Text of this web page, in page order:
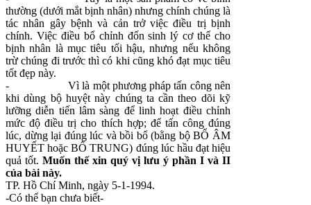
thường (dưới mắt bịnh nhân) nhưng chính chúng là
tác nhân gây bệnh và cản trở việc điều trị bịnh
chính. Việc điều bổ chỉnh đốn sinh lý cơ thể cho
bịnh nhân là mục tiêu tối hậu, nhưng nếu không
trừ chúng đi trước thì có khi cũng khó đạt mục tiêu
tốt đẹp này.
-
Vì là một phương pháp tấn công nên
khi dùng bộ huyệt này chúng ta cần theo dõi kỹ
lưỡng diễn tiến lâm sàng để linh hoạt điều chỉnh
mức độ điều trị cho thích hợp; để tấn công đúng
lúc, dừng lại đúng lúc và bồi bổ (bằng bộ BỔ ÂM
HUYẾT hoặc BỔ TRUNG) đúng lúc hầu đạt hiệu
quả tốt. Muốn thế xin quý vị lưu ý phần I và II
của bài này.
TP. Hồ Chí Minh, ngày 5-1-1994.
-Có thể bạn chưa biết-